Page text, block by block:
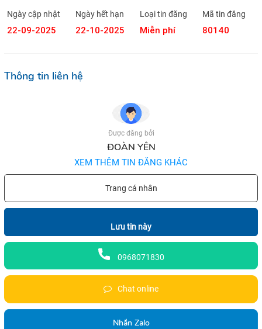
Ngày cập nhật
22-09-2025
Ngày hết hạn
22-10-2025
Loại tin đăng
Miễn phí
Mã tin đăng
80140
Thông tin liên hệ
Được đăng bởi
ĐOÀN YÊN
XEM THÊM TIN ĐĂNG KHÁC
Trang cá nhân
Lưu tin này
0968071830
Chat online
Nhắn Zalo